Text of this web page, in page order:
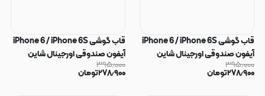
قاب گوشی iPhone 6 / iPhone 6S
آیفون صندوقی اورجینال شاین
نگین سواروسکی پلاک آینه ای
مشکی کد 86321
۳۹۵٫۰۰۰
۲۷۸٫۹۰۰تومان
قاب گوشی iPhone 6 / iPhone 6S
آیفون صندوقی اورجینال شاین
نگین سواروسکی پلاک آینه ای نقره
۳۹۵٫۰۰۰
۲۷۸٫۹۰۰تومان